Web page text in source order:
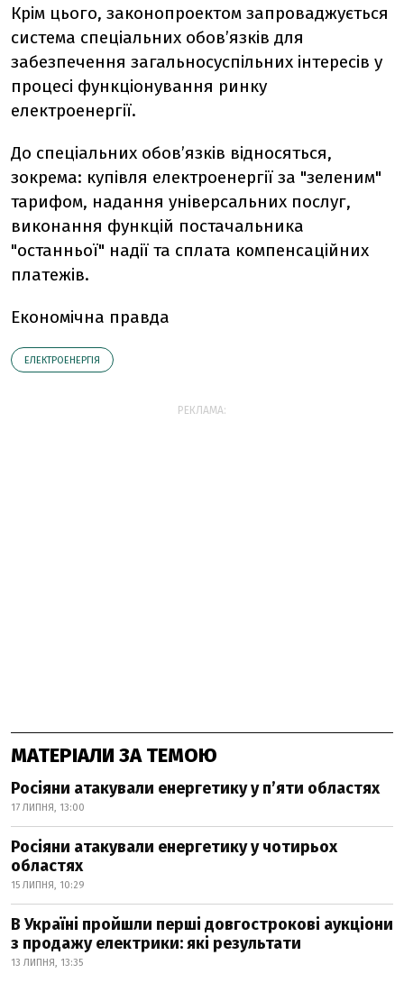
Крім цього, законопроектом запроваджується
система спеціальних обов’язків для
забезпечення загальносуспільних інтересів у
процесі функціонування ринку
електроенергії.
До спеціальних обов’язків відносяться,
зокрема: купівля електроенергії за "зеленим"
тарифом, надання універсальних послуг,
виконання функцій постачальника
"останньої" надії та сплата компенсаційних
платежів.
Економічна правда
ЕЛЕКТРОЕНЕРГІЯ
РЕКЛАМА:
МАТЕРІАЛИ ЗА ТЕМОЮ
Росіяни атакували енергетику у пʼяти областях
17 ЛИПНЯ, 13:00
Росіяни атакували енергетику у чотирьох
областях
15 ЛИПНЯ, 10:29
В Україні пройшли перші довгострокові аукціони
з продажу електрики: які результати
13 ЛИПНЯ, 13:35